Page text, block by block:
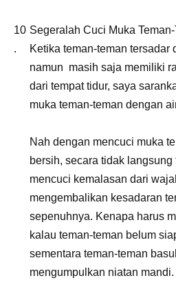
Segeralah Cuci Muka
Ketika teman-teman tersadar
namun masih saja memiliki
dari tempat tidur, saya
muka teman-teman dengan
Nah dengan mencuci muka
bersih, secara tidak
mencuci kemalasan dari
mengembalikan kesadaran
sepenuhnya. Kenapa harus
kalau teman-teman belum
sementara teman-teman
mengumpulkan niatan mandi.